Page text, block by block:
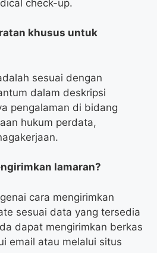
check-up.
khusus untuk
sesuai dengan
dalam deskripsi
pengalaman di bidang
hukum perdata,
lamaran?
cara mengirimkan
sesuai data yang tersedia
dapat mengirimkan berkas
email atau melalui situs